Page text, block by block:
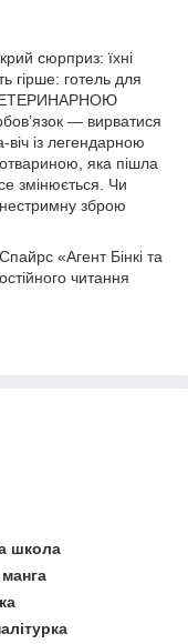
сюрприз: їхні
гірше: готель для
ВЕТЕРИНАРНОЮ
— вирватися
із легендарною
яка пішла
змінюється. Чи
нестримну зброю
«Агент Бінкі та
читання
школа